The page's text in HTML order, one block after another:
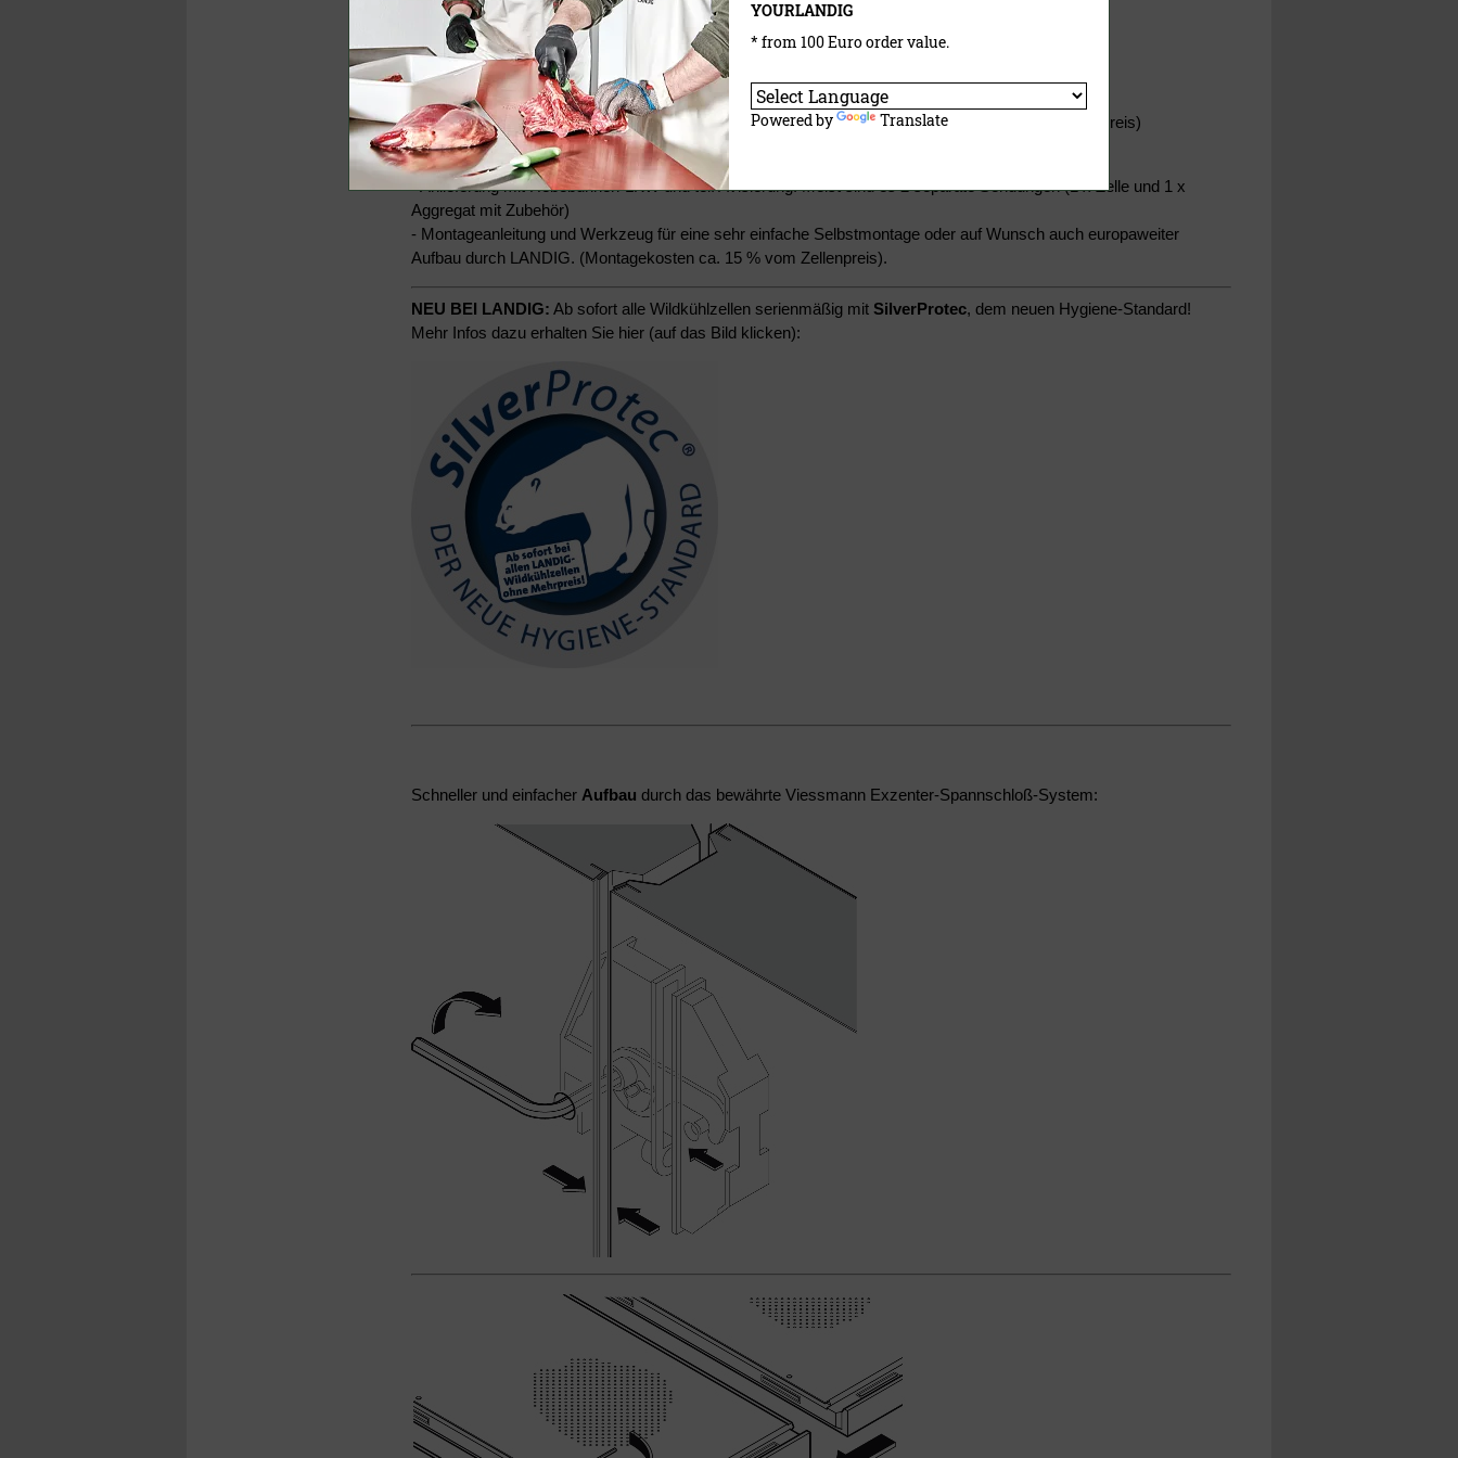
- Hochwertige 80 mm Pur-Schaum-Isolierung (K-Wert: 0,25 W/m²K)
- verzinktes Stahlblech, weiß polyesterbeschichtet
- Edelstahlboden: rutschfest verpresst
Aufhängevorrichtung:
- Wahlweise mit Edelstahl-Wildgehänge oder Rohrbahnanlage mit Außenbahn (beides gegen Mehrpreis)
Montage und Lieferung:
-Anlieferung mit Hebebühnen-LKW und tel. Avisierung. Meist sind es 2 separate Sendungen (1 x Zelle und 1 x
Aggregat mit Zubehör)
- Montageanleitung und Werkzeug für eine sehr einfache Selbstmontage oder auf Wunsch auch europaweiter
Aufbau durch LANDIG. (Montagekosten ca. 15 % vom Zellenpreis).
NEU BEI LANDIG: Ab sofort alle Wildkühlzellen serienmäßig mit SilverProtec, dem neuen Hygiene-Standard!
Mehr Infos dazu erhalten Sie hier (auf das Bild klicken):
Schneller und einfacher Aufbau durch das bewährte Viessmann Exzenter-Spannschloß-System:
YOURLANDIG
* from 100 Euro order value.
Powered by Translate